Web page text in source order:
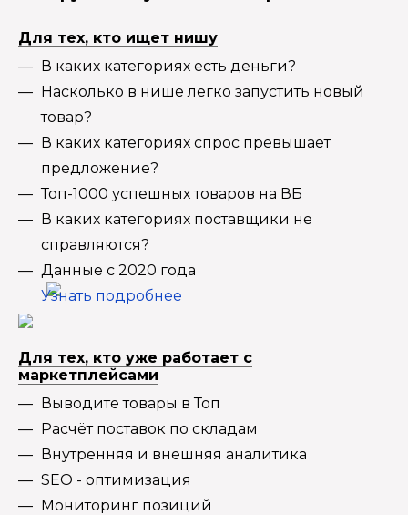
Для тех, кто ищет нишу
В каких категориях есть деньги?
Насколько в нише легко запустить новый
товар?
В каких категориях спрос превышает
предложение?
Топ-1000 успешных товаров на ВБ
В каких категориях поставщики не
справляются?
Данные с 2020 года
Узнать подробнее
Для тех, кто уже работает с
маркетплейсами
Выводите товары в Топ
Расчёт поставок по складам
Внутренняя и внешняя аналитика
SEO - оптимизация
Мониторинг позиций